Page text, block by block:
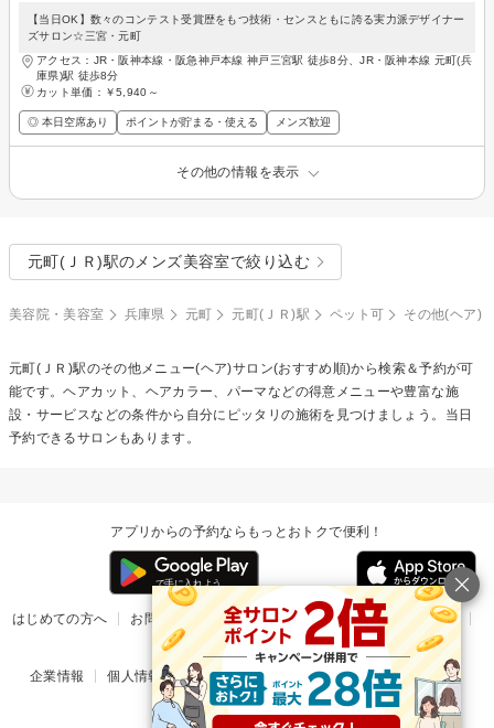
【当日OK】数々のコンテスト受賞歴をもつ技術・センスともに誇る実力派デザイナー
ズサロン☆三宮・元町
アクセス：JR・阪神本線・阪急神戸本線 神戸三宮駅 徒歩8分、JR・阪神本線 元町(兵
庫県)駅 徒歩8分
カット単価： ￥5,940～
◎ 本日空席あり ポイントが貯まる・使える メンズ歓迎
その他の情報を表示
元町(ＪＲ)駅のメンズ美容室で絞り込む
美容院・美容室 兵庫県 元町 元町(ＪＲ)駅 ペット可 その他(ヘア)
元町(ＪＲ)駅のその他メニュー(ヘア)サロン(おすすめ順)から検索＆予約が可
能です。ヘアカット、ヘアカラー、パーマなどの得意メニューや豊富な施
設・サービスなどの条件から自分にピッタリの施術を見つけましょう。当日
予約できるサロンもあります。
アプリからの予約ならもっとおトクで便利！
はじめての方へ お問い合わせ ヘルプ リリース情報
利用規約
掲載ご希望のサロン様
企業情報 個人情報保護方針 楽天のサービス一覧 アプリ一覧
© Rakuten Group, Inc.